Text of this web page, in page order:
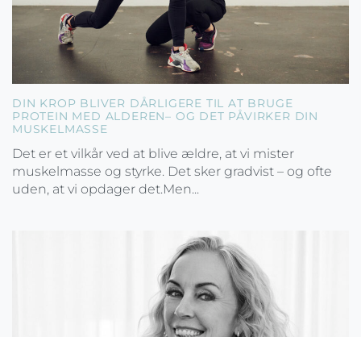
DIN KROP BLIVER DÅRLIGERE TIL AT BRUGE
PROTEIN MED ALDEREN– OG DET PÅVIRKER DIN
MUSKELMASSE
Det er et vilkår ved at blive ældre, at vi mister
muskelmasse og styrke. Det sker gradvist – og ofte
uden, at vi opdager det.Men...